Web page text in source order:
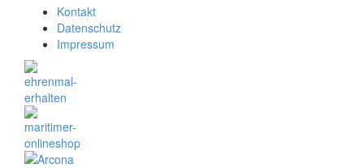
Kontakt
Datenschutz
Impressum